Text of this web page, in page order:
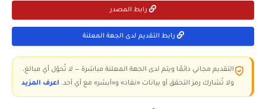
رابط المصدر
رابط التقديم لدى الجهة المعلنة
التقديم مجاني دائمًا ويتم لدى الجهة المعلنة مباشرة — لا تُحوّل أي مبالغ،
ولا تُشارك رمز التحقق أو بيانات «نفاذ» و«أبشر» مع أي أحد. اعرف المزيد